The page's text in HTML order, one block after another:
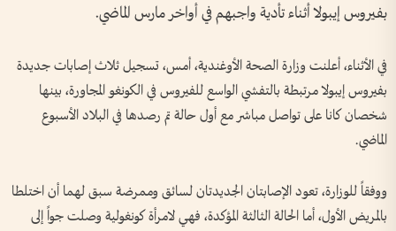
بفيروس إيبولا أثناء تأدية واجبهم في أواخر مارس الماضي.
في الأثناء، أعلنت وزارة الصحة الأوغندية، أمس، تسجيل ثلاث إصابات جديدة
بفيروس إيبولا مرتبطة بالتفشي الواسع للفيروس في الكونغو المجاورة، بينها
شخصان كانا على تواصل مباشر مع أول حالة تم رصدها في البلاد الأسبوع
الماضي.
ووفقاً للوزارة، تعود الإصابتان الجديدتان لسائق وممرضة سبق لهما أن اختلطا
بالمريض الأول، أما الحالة الثالثة المؤكدة، فهي لامرأة كونغولية وصلت جواً إلى